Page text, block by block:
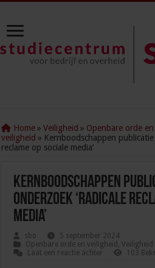
Home » Veiligheid » Openbare orde en
veiligheid » Kernboodschappen
reclame op sociale media’
Kernboodschappen
onderzoek ‘Radicale
media’
sbo
5 september 2024
Openbare orde en veiligheid ,Veiligheid
Laat een reactie achter
103